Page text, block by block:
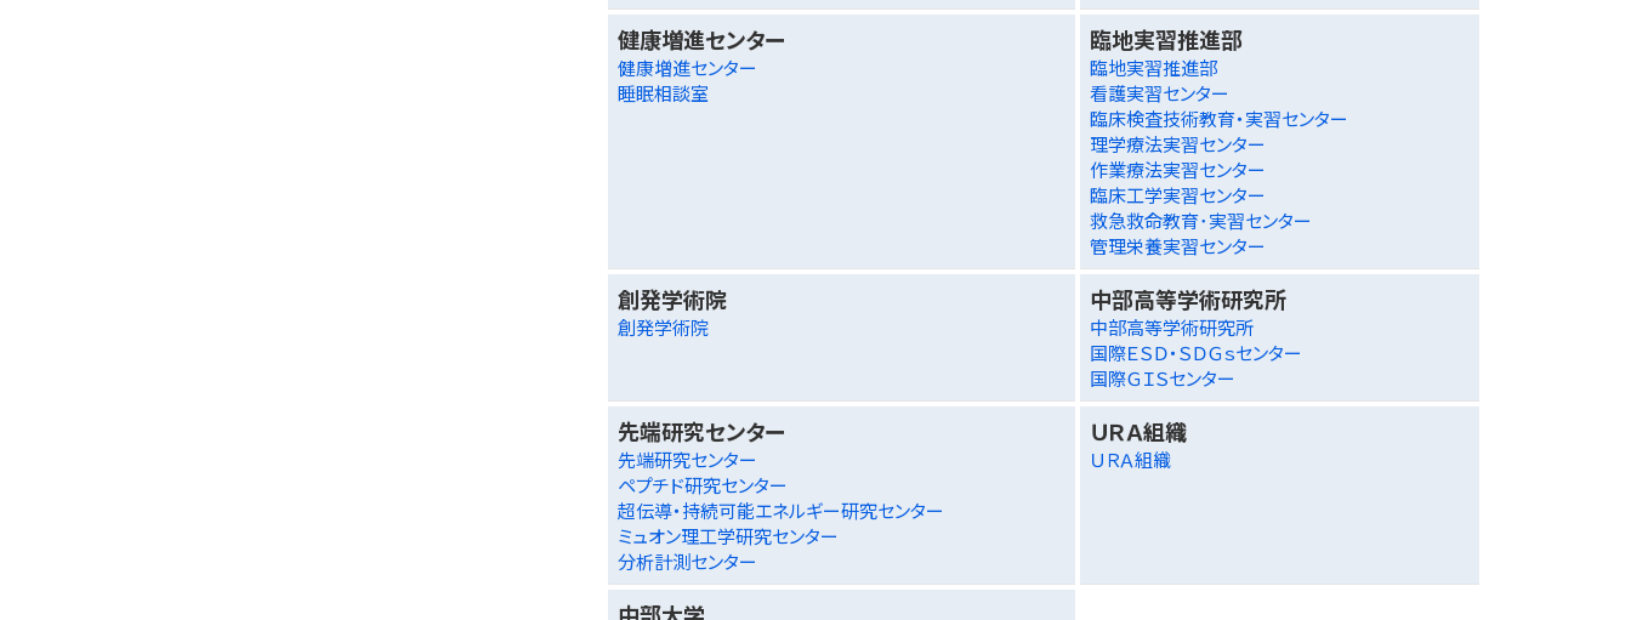
健康増進センター
健康増進センター
睡眠相談室
臨地実習推進部
臨地実習推進部
看護実習センター
臨床検査技術教育・実習センター
理学療法実習センター
作業療法実習センター
臨床工学実習センター
救急救命教育･実習センター
管理栄養実習センター
創発学術院
創発学術院
中部高等学術研究所
中部高等学術研究所
国際ＥＳＤ・ＳＤＧｓセンター
国際ＧＩＳセンター
先端研究センター
先端研究センター
ペプチド研究センター
超伝導・持続可能エネルギー研究センター
ミュオン理工学研究センター
分析計測センター
ＵＲＡ組織
ＵＲＡ組織